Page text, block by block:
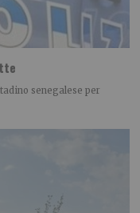
senegalese per